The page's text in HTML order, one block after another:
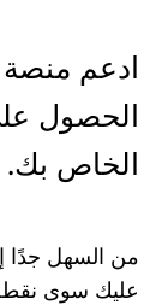
الحصول
الخاص بك.